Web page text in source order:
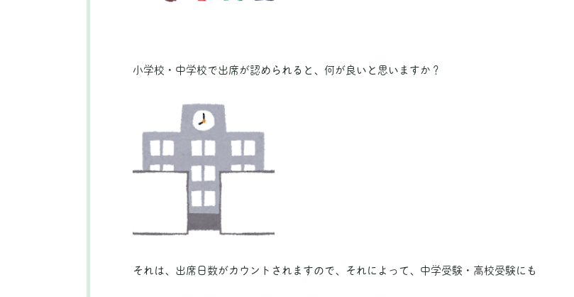
小学校・中学校で出席が認められると、何が良いと思いますか？
それは、出席日数がカウントされますので、それによって、中学受験・高校受験にも